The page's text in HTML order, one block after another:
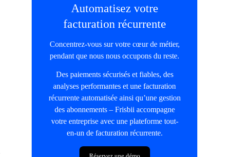
Automatisez votre
facturation récurrente
Concentrez-vous sur votre cœur de métier,
pendant que nous nous occupons du reste.
Des paiements sécurisés et fiables, des
analyses performantes et une facturation
récurrente automatisée ainsi qu’une gestion
des abonnements – Frisbii accompagne
votre entreprise avec une plateforme tout-
en-un de facturation récurrente.